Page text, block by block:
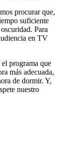
procurar que,
suficiente
Para
en TV
programa que
más adecuada,
de dormir. Y,
nuestro